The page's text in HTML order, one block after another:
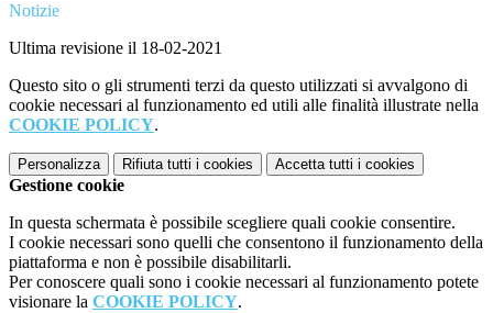
Notizie
Ultima revisione il 18-02-2021
Questo sito o gli strumenti terzi da questo utilizzati si avvalgono di
cookie necessari al funzionamento ed utili alle finalità illustrate nella
COOKIE POLICY.
Personalizza Rifiuta tutti i cookies Accetta tutti i cookies
Gestione cookie
In questa schermata è possibile scegliere quali cookie consentire.
I cookie necessari sono quelli che consentono il funzionamento della
piattaforma e non è possibile disabilitarli.
Per conoscere quali sono i cookie necessari al funzionamento potete
visionare la COOKIE POLICY.